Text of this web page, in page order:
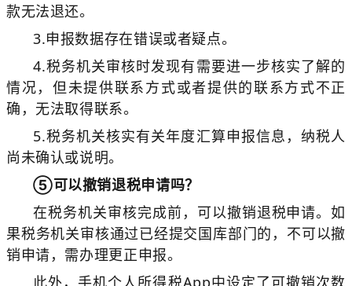
款无法退还。
3.申报数据存在错误或者疑点。
4.税务机关审核时发现有需要进一步核实了解的
情况，但未提供联系方式或者提供的联系方式不正
确，无法取得联系。
5.税务机关核实有关年度汇算申报信息，纳税人
尚未确认或说明。
⑤可以撤销退税申请吗？
在税务机关审核完成前，可以撤销退税申请。如
果税务机关审核通过已经提交国库部门的，不可以撤
销申请，需办理更正申报。
此外，手机个人所得税App中设定了可撤销次数